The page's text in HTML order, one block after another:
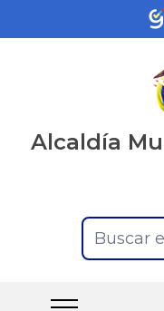
Alcaldía
Buscar